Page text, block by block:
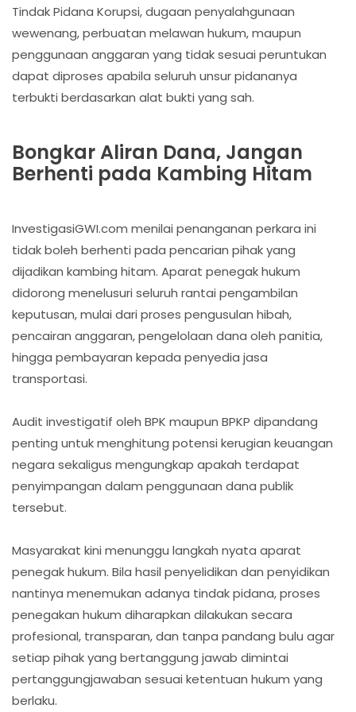
Tindak Pidana Korupsi, dugaan penyalahgunaan
wewenang, perbuatan melawan hukum, maupun
penggunaan anggaran yang tidak sesuai peruntukan
dapat diproses apabila seluruh unsur pidananya
terbukti berdasarkan alat bukti yang sah.
Bongkar Aliran Dana, Jangan
Berhenti pada Kambing Hitam
InvestigasiGWI.com menilai penanganan perkara ini
tidak boleh berhenti pada pencarian pihak yang
dijadikan kambing hitam. Aparat penegak hukum
didorong menelusuri seluruh rantai pengambilan
keputusan, mulai dari proses pengusulan hibah,
pencairan anggaran, pengelolaan dana oleh panitia,
hingga pembayaran kepada penyedia jasa
transportasi.
Audit investigatif oleh BPK maupun BPKP dipandang
penting untuk menghitung potensi kerugian keuangan
negara sekaligus mengungkap apakah terdapat
penyimpangan dalam penggunaan dana publik
tersebut.
Masyarakat kini menunggu langkah nyata aparat
penegak hukum. Bila hasil penyelidikan dan penyidikan
nantinya menemukan adanya tindak pidana, proses
penegakan hukum diharapkan dilakukan secara
profesional, transparan, dan tanpa pandang bulu agar
setiap pihak yang bertanggung jawab dimintai
pertanggungjawaban sesuai ketentuan hukum yang
berlaku.